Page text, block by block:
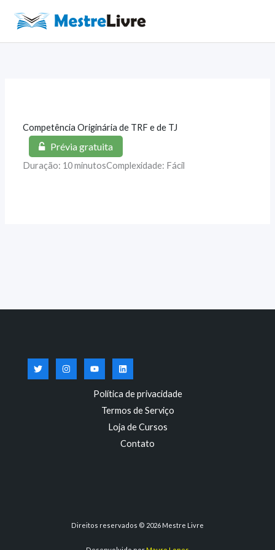
para
o
Competência Originária de TRF e de TJ
Prévia gratuita
Duração: 10 minutosComplexidade: Fácil
Política de privacidade
Termos de Serviço
Loja de Cursos
Contato
Direitos reservados © 2026 Mestre Livre